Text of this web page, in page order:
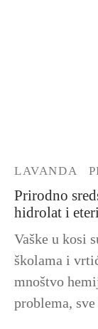
LAVANDA
Prirodno
hidrolat i
Vaške u kosi
školama i
mnoštvo
problema,